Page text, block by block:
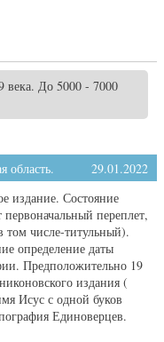
века. До 5000 - 7000
область.
29.01.2022
издание. Состояние
первоначальный переплет,
том числе-титульный).
определение даты
Предположительно 19
издания (
Исус с одной буков
Единоверцев.